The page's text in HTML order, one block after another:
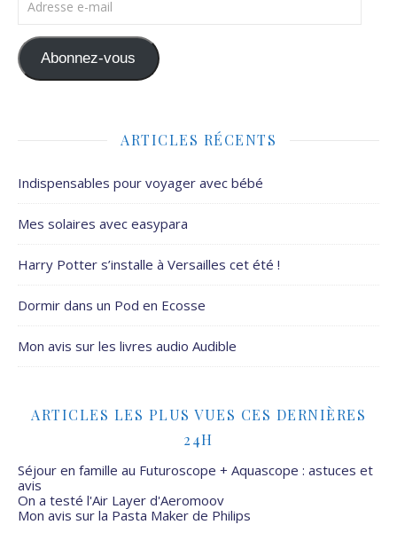
Abonnez-vous
ARTICLES RÉCENTS
Indispensables pour voyager avec bébé
Mes solaires avec easypara
Harry Potter s’installe à Versailles cet été !
Dormir dans un Pod en Ecosse
Mon avis sur les livres audio Audible
ARTICLES LES PLUS VUES CES DERNIÈRES
24H
Séjour en famille au Futuroscope + Aquascope : astuces et
avis
On a testé l'Air Layer d'Aeromoov
Mon avis sur la Pasta Maker de Philips